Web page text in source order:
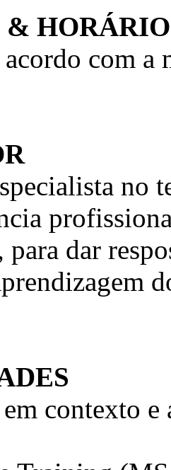
& HORÁRIO
com a
no
para dar
contexto